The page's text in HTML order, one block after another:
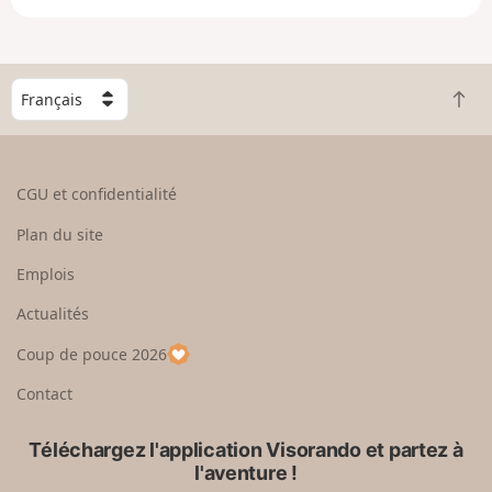
g
n
C
h
o
e
u
p
a
R
e
CGU et confidentialité
Plan du site
Emplois
Actualités
Coup de pouce 2026
Contact
Téléchargez l'application Visorando et partez à
l'aventure !